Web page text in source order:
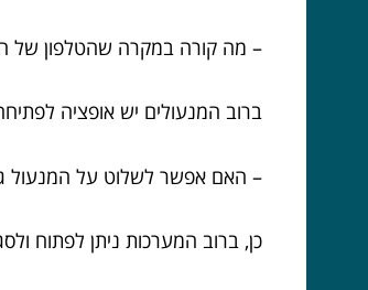
– מה קורה במקרה שהטלפון של
ברוב המנעולים יש אופציה
– האם אפשר לשלוט על המנעול
כן, ברוב המערכות ניתן לפתוח